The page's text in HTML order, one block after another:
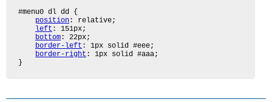
#menu0 dl dd {
position : relative;
left : 151px;
bottom : 22px;
border-left : 1px solid #eee;
border-right : 1px solid #aaa;
}